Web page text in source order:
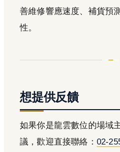
善維修響應速度、補貨預
性。
想提供反饋
如果你是龍雲數位的場域
議，歡迎直接聯絡： 02-